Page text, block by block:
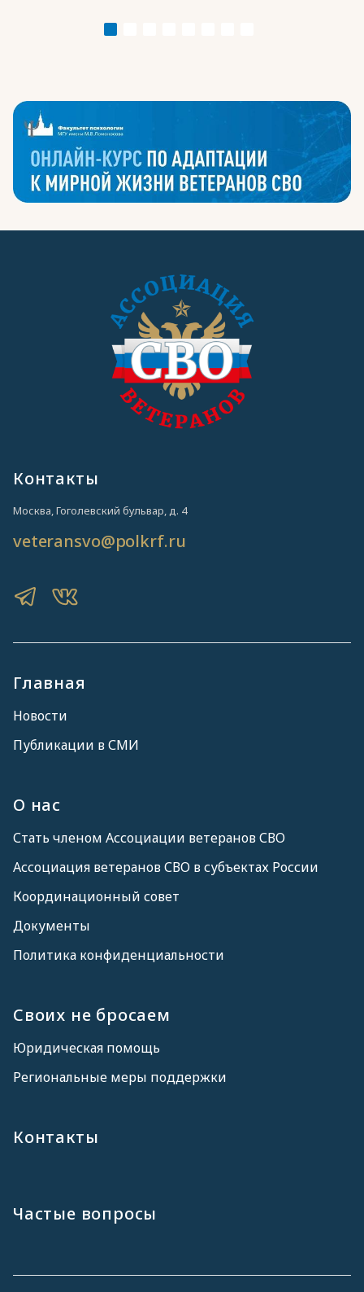
Главная
Новости
Публикации в СМИ
О нас
Стать членом Ассоциации ветеранов СВО
Ассоциация ветеранов СВО в субъектах России
Координационный совет
Документы
Политика конфиденциальности
Своих не бросаем
Юридическая помощь
Региональные меры поддержки
Контакты
Частые вопросы
Контакты
Москва, Гоголевский бульвар, д. 4
veteransvo@polkrf.ru